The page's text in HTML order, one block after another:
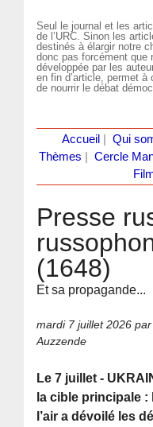
Seul le journal et les
de l’URC. Sinon les
destinés à élargir notre
donc pas forcément que
développée par les
en fin d’article, permet à
de nourrir le débat
Accueil Qui
Thèmes
Cercle
Presse
(1648)
Et sa propagande...
mardi 7 juillet 2026
Auzzende
Le 7 juillet -
la cible principale :
l’air a dévoilé les